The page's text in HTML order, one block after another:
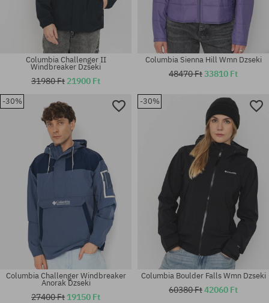
Elérhető méretek:
Elérhető méretek:
Columbia Challenger II
Windbreaker Dzseki
31980 Ft 21900 Ft
Columbia Sienna Hill Wmn Dzseki
48470 Ft33810 Ft
-30%
Columbia Challenger Windbreaker
Anorak Dzseki
27400 Ft 19150 Ft
-30%
Columbia Boulder Falls Wmn Dzseki
60380 Ft42060 Ft